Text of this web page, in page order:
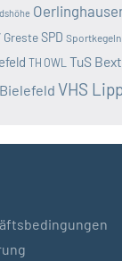
GresteSPD Sportkegeln
TH OWL TuS
VHS